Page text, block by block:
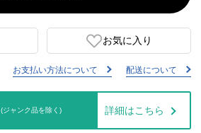
お気に入り
お支払い方法について 配送について
(ジャンク品を除く) 詳細はこちら